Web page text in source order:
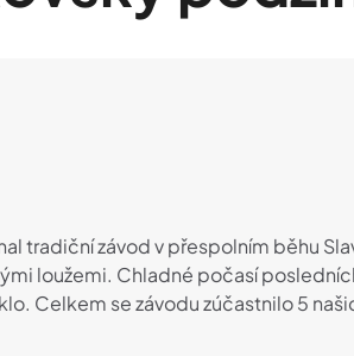
tradiční závod v přespolním běhu
loužemi. Chladné počasí
Celkem se závodu zúčastnilo 5